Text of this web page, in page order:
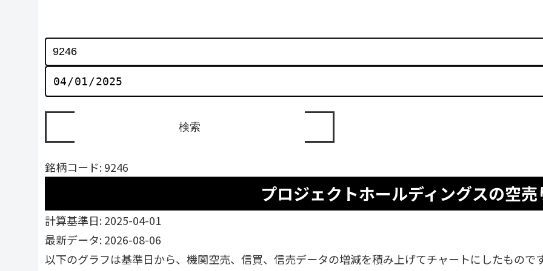
銘柄コード: 9246
プロジェクトホールディングスの空売
計算基準日: 2025-04-01
最新データ: 2026-08-06
以下のグラフは基準日から、機関空売、信買、信売データの増減を積み上げてチャートにしたもので